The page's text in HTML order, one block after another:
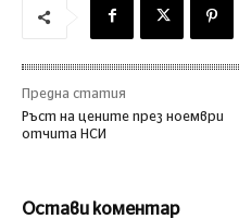
Предна статия
Ръст на цените през ноември
отчита НСИ
Остави коментар